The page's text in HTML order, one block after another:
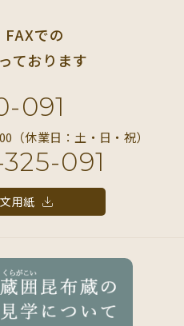
FAXでの
ております
091
（休業日：土・日・祝）
091
用紙